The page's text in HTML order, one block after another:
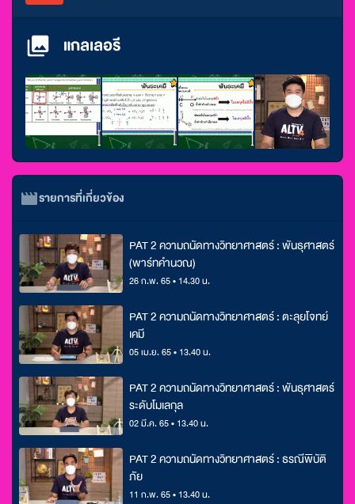
แกลเลอรี
รายการที่เกี่ยวข้อง
PAT 2 ความถนัดทางวิทยาศาสตร์ : พันธุศาสตร์
(พาร์ทคำนวณ)
26 ก.พ. 65 • 14.30 น.
PAT 2 ความถนัดทางวิทยาศาสตร์ : ตะลุยโจทย์
เคมี
05 เม.ย. 65 • 13.40 น.
PAT 2 ความถนัดทางวิทยาศาสตร์ : พันธุศาสตร์
ระดับโมเลกุล
02 มี.ค. 65 • 13.40 น.
PAT 2 ความถนัดทางวิทยาศาสตร์ : ธรณีพิบัติ
ภัย
11 ก.พ. 65 • 13.40 น.